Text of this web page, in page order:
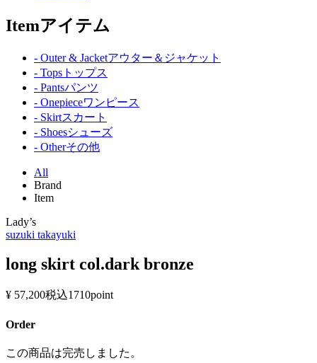
Itemアイテム
- Outer & Jacketアウター＆ジャケット
- Tops トップス
- Pantsパンツ
- Onepieceワンピース
- Skirtスカート
- Shoesシューズ
- Otherその他
All
Brand
Item
Lady’s
suzuki takayuki
long skirt col.dark bronze
¥ 57,200税込1710point
Order
この商品は完売しました。